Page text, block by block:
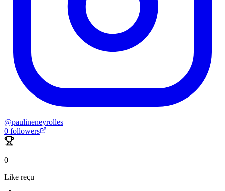
@paulineneyrolles
0 followers
0
Like reçu